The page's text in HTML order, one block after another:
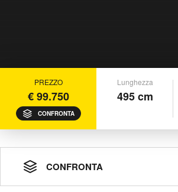
PREZZO
€ 99.750
CONFRONTA
Lunghezza
495 cm
CONFRONTA